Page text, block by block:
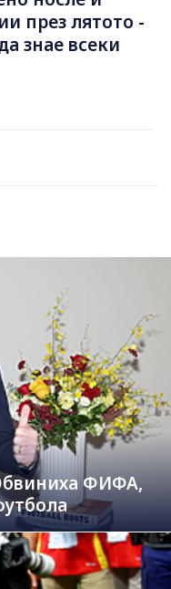
през лятотo -
знае всеки
ФИФА,